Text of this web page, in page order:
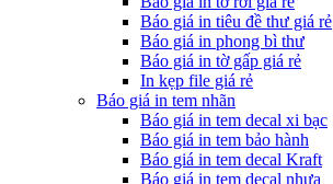
Báo giá in tiêu đề thư giá rẻ
Báo giá in phong bì thư
Báo giá in tờ gấp giá rẻ
In kẹp file giá rẻ
Báo giá in tem nhãn
Báo giá in tem decal xi bạc
Báo giá in tem bảo hành
Báo giá in tem decal Kraft
Báo giá in tem decal nhựa